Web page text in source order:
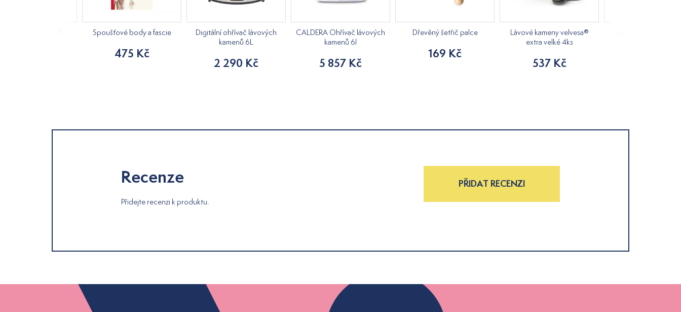
Spoušťové body a fascie
475 Kč
Digitální ohřívač lávových
kamenů 6L
2 290 Kč
CALDERA Ohřívač lávových
kamenů 6l
5 857 Kč
Dřevěný šetřič palce
169 Kč
Lávové kameny velvesa®
extra velké 4ks
537 Kč
Recenze
Přidejte recenzi k produktu.
PŘIDAT RECENZI